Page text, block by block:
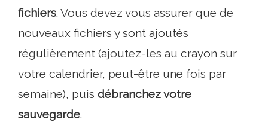
fichiers. Vous devez vous assurer que de
nouveaux fichiers y sont ajoutés
régulièrement (ajoutez-les au crayon sur
votre calendrier, peut-être une fois par
semaine), puis débranchez votre
sauvegarde.